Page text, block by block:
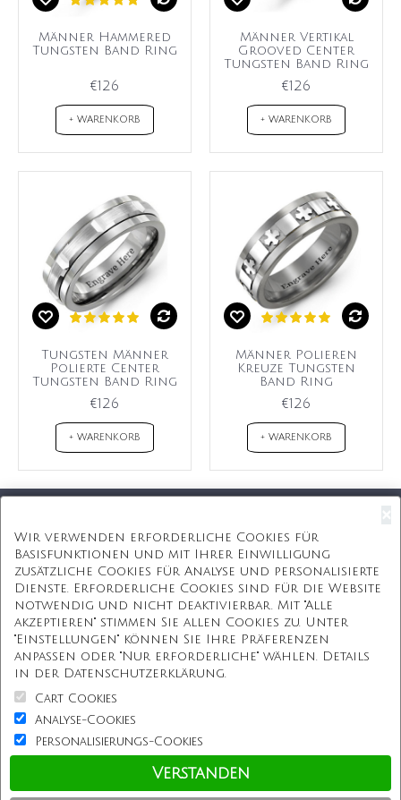
Männer Hammered
Tungsten Band Ring
€126
+ WARENKORB
Männer Vertikal
Grooved Center
Tungsten Band Ring
€126
+ WARENKORB
Tungsten Männer
Polierte Center
Tungsten Band Ring
€126
+ WARENKORB
Männer Polieren
Kreuze Tungsten
Band Ring
€126
+ WARENKORB
Kostenlose Geschenkbox
Kostenlose Gravur
Unbegrenzte Redesign
ÜBER UNS
Information
Kundenservice
Einkaufen bei uns
Wir verwenden erforderliche Cookies für
Basisfunktionen und mit Ihrer Einwilligung
zusätzliche Cookies für Analyse und personalisierte
Dienste. Erforderliche Cookies sind für die Website
notwendig und nicht deaktivierbar. Mit "Alle
akzeptieren" stimmen Sie allen Cookies zu. Unter
"Einstellungen" können Sie Ihre Präferenzen
anpassen oder "Nur erforderliche" wählen. Details
in der Datenschutzerklärung.
Cart Cookies
Analyse-Cookies
Personalisierungs-Cookies
Verstanden